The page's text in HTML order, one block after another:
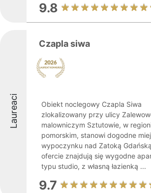
9.8
Laureaci
Czapla siwa
Obiekt noclegowy Czapla Siwa
zlokalizowany przy ulicy
malowniczym Sztutowie, w
pomorskim, stanowi dogodne
wypoczynku nad Zatoką
ofercie znajdują się wygodne
typu studio, z własną łazienką ...
9.7